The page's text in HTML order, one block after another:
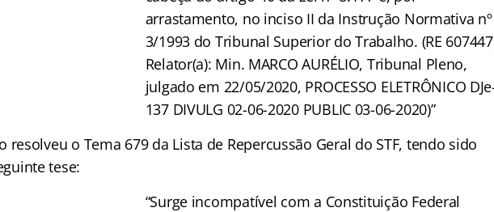
arrastamento, no inciso II da Instrução Normativa nº
3/1993 do Tribunal Superior do Trabalho. (RE
Relator(a): Min. MARCO AURÉLIO, Tribunal Pleno,
julgado em 22/05/2020, PROCESSO ELETRÔNICO
137 DIVULG 02-06-2020 PUBLIC 03-06-2020)”
o Tema 679 da Lista de Repercussão Geral do STF, tendo sido
tese:
“Surge incompatível com a Constituição Federal